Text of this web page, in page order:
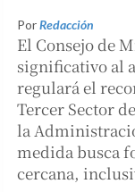
PorRedacción
El Consejo de
significativo al
regulará el
Tercer Sector
la
medida busca
cercana,